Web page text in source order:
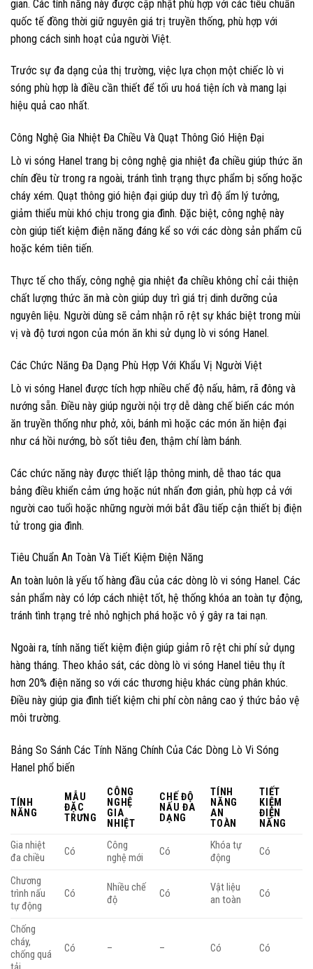
gian. Các tính năng này được cập nhật phù hợp với các tiêu chuẩn
quốc tế đồng thời giữ nguyên giá trị truyền thống, phù hợp với
phong cách sinh hoạt của người Việt.
Trước sự đa dạng của thị trường, việc lựa chọn một chiếc lò vi
sóng phù hợp là điều cần thiết để tối ưu hoá tiện ích và mang lại
hiệu quả cao nhất.
Công Nghệ Gia Nhiệt Đa Chiều Và Quạt Thông Gió Hiện Đại
Lò vi sóng Hanel trang bị công nghệ gia nhiệt đa chiều giúp thức ăn
chín đều từ trong ra ngoài, tránh tình trạng thực phẩm bị sống hoặc
cháy xém. Quạt thông gió hiện đại giúp duy trì độ ẩm lý tưởng,
giảm thiểu mùi khó chịu trong gia đình. Đặc biệt, công nghệ này
còn giúp tiết kiệm điện năng đáng kể so với các dòng sản phẩm cũ
hoặc kém tiên tiến.
Thực tế cho thấy, công nghệ gia nhiệt đa chiều không chỉ cải thiện
chất lượng thức ăn mà còn giúp duy trì giá trị dinh dưỡng của
nguyên liệu. Người dùng sẽ cảm nhận rõ rệt sự khác biệt trong mùi
vị và độ tươi ngon của món ăn khi sử dụng lò vi sóng Hanel.
Các Chức Năng Đa Dạng Phù Hợp Với Khẩu Vị Người Việt
Lò vi sóng Hanel được tích hợp nhiều chế độ nấu, hâm, rã đông và
nướng sẵn. Điều này giúp người nội trợ dễ dàng chế biến các món
ăn truyền thống như phở, xôi, bánh mì hoặc các món ăn hiện đại
như cá hồi nướng, bò sốt tiêu đen, thậm chí làm bánh.
Các chức năng này được thiết lập thông minh, dễ thao tác qua
bảng điều khiển cảm ứng hoặc nút nhấn đơn giản, phù hợp cả với
người cao tuổi hoặc những người mới bắt đầu tiếp cận thiết bị điện
tử trong gia đình.
Tiêu Chuẩn An Toàn Và Tiết Kiệm Điện Năng
An toàn luôn là yếu tố hàng đầu của các dòng lò vi sóng Hanel. Các
sản phẩm này có lớp cách nhiệt tốt, hệ thống khóa an toàn tự động,
tránh tình trạng trẻ nhỏ nghịch phá hoặc vô ý gây ra tai nạn.
Ngoài ra, tính năng tiết kiệm điện giúp giảm rõ rệt chi phí sử dụng
hàng tháng. Theo khảo sát, các dòng lò vi sóng Hanel tiêu thụ ít
hơn 20% điện năng so với các thương hiệu khác cùng phân khúc.
Điều này giúp gia đình tiết kiệm chi phí còn nâng cao ý thức bảo vệ
môi trường.
Bảng So Sánh Các Tính Năng Chính Của Các Dòng Lò Vi Sóng
Hanel phổ biến
TÍNH
NĂNG
MẪU
ĐẶC
TRƯNG
CÔNG
NGHỆ
GIA
NHIỆT
CHẾ ĐỘ
NẤU ĐA
DẠNG
TÍNH
NĂNG
AN
TOÀN
TIẾT
KIỆM
ĐIỆN
NĂNG
Gia nhiệt
đa chiều
Có
Công
nghệ mới
Có
Khóa tự
động
Có
Chương
trình nấu
tự động
Có
Nhiều chế
độ
Có
Vật liệu
an toàn
Có
Chống
cháy,
chống quá
Có – – Có Có